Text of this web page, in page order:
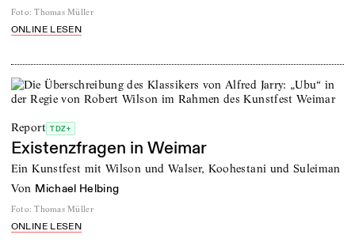
Foto: Thomas Müller
ONLINE LESEN
Report TDZ+
Existenzfragen in Weimar
Ein Kunstfest mit Wilson und Walser, Koohestani und Suleiman
von Michael Helbing
Foto: Thomas Müller
ONLINE LESEN